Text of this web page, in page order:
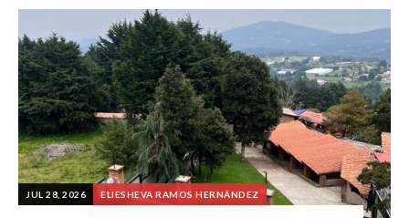
JUL 28, 2026 ELIESHEVA RAMOS HERNÁNDEZ